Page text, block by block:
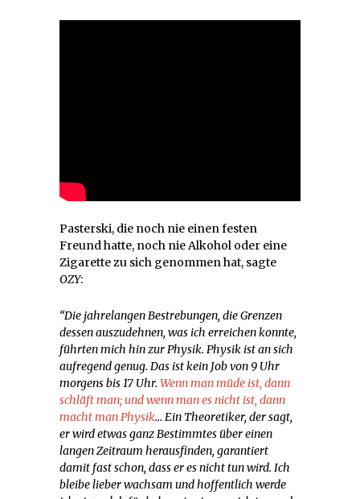
Pasterski, die noch nie einen festen
Freund hatte, noch nie Alkohol oder eine
Zigarette zu sich genommen hat, sagte
OZY:
“Die jahrelangen Bestrebungen, die Grenzen
dessen auszudehnen, was ich erreichen konnte,
führten mich hin zur Physik. Physik ist an sich
aufregend genug. Das ist kein Job von 9 Uhr
morgens bis 17 Uhr. Wenn man müde ist, dann
schläft man; und wenn man es nicht ist, dann
macht man Physik… Ein Theoretiker, der sagt,
er wird etwas ganz Bestimmtes über einen
langen Zeitraum herausfinden, garantiert
damit fast schon, dass er es nicht tun wird. Ich
bleibe lieber wachsam und hoffentlich werde